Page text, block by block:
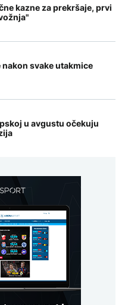
kazne za prekršaje, prvi
nakon svake utakmice
u avgustu očekuju